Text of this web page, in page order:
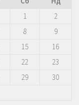
1
2
8
9
15
16
22
23
29
30